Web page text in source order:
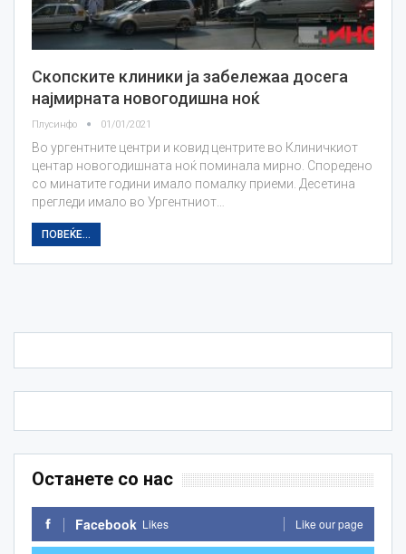
Скопските клиники ја забележаа досега
најмирната новогодишна ноќ
Плусинфо 01/01/2021
Во ургентните центри и ковид центрите во Клиничкиот
центар новогодишната ноќ поминала мирно. Споредено
со минатите години имало помалку приеми. Десетина
прегледи имало во Ургентниот…
ПОВЕЌЕ...
Останете со нас
Facebook Likes Like our page